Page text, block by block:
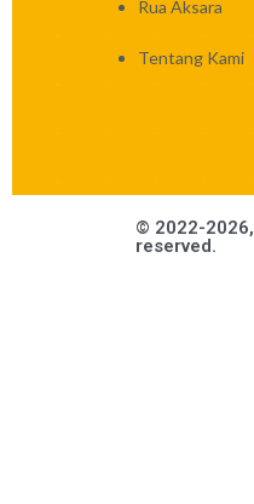
Rua Aksara
Tentang Kami
© 2022-
reserved.